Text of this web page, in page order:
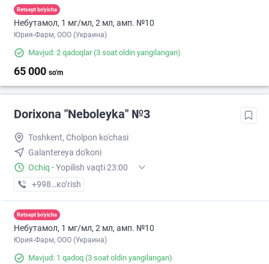
Retsept bo'yicha
Небутамол, 1 мг/мл, 2 мл, амп. №10
Юрия-Фарм, ООО (Украина)
Mavjud: 2 qadoqlar(3 soat oldin yangilangan)
65 000 so'm
Dorixona "Neboleyka" №3
Toshkent, Cholpon ko'chasi
Galantereya do'koni
Ochiq · Yopilish vaqti 23:00
+998 (71) XXX-XX-XX
кo’rish
Retsept bo'yicha
Небутамол, 1 мг/мл, 2 мл, амп. №10
Юрия-Фарм, ООО (Украина)
Mavjud: 1 qadoq (3 soat oldin yangilangan)